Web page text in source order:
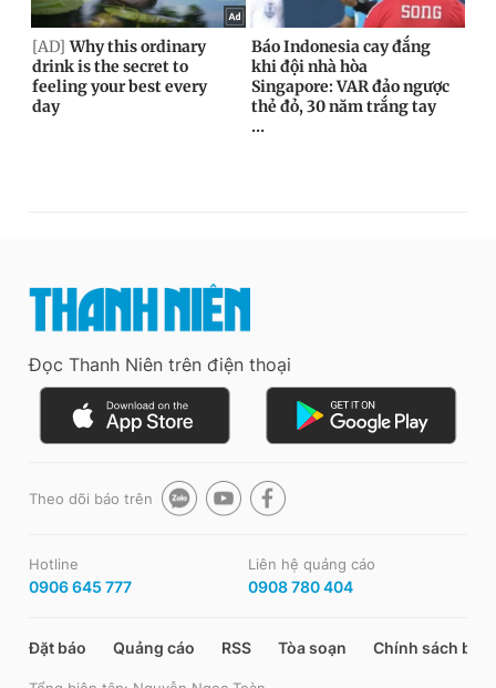
Đọc Thanh Niên trên điện thoại
Theo dõi báo trên
Hotline
0906 645 777
Liên hệ quảng cáo
0908 780 404
Đặt báo Quảng cáo RSS Tòa soạn Chính sách bảo